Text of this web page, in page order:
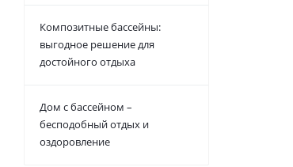
Композитные бассейны:
выгодное решение для
достойного отдыха
Дом с бассейном –
бесподобный отдых и
оздоровление